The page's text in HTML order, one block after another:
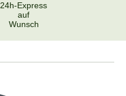
24h-Express
auf
Wunsch